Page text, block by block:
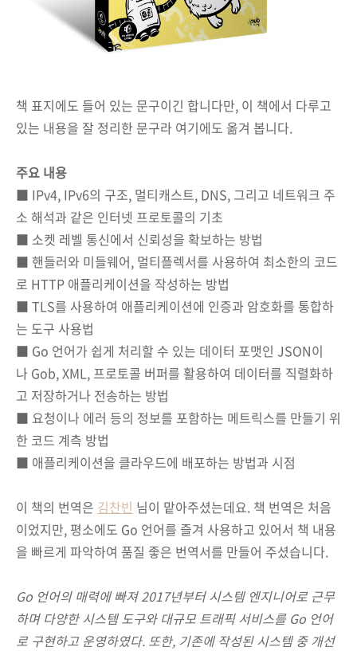
책 표지에도 들어 있는 문구이긴 합니다만, 이 책에서 다루고
있는 내용을 잘 정리한 문구라 여기에도 옮겨 봅니다.
주요 내용
■ IPv4, IPv6의 구조, 멀티캐스트, DNS, 그리고 네트워크 주
소 해석과 같은 인터넷 프로토콜의 기초
■ 소켓 레벨 통신에서 신뢰성을 확보하는 방법
■ 핸들러와 미들웨어, 멀티플렉서를 사용하여 최소한의 코드
로 HTTP 애플리케이션을 작성하는 방법
■ TLS를 사용하여 애플리케이션에 인증과 암호화를 통합하
는 도구 사용법
■ Go 언어가 쉽게 처리할 수 있는 데이터 포맷인 JSON이
나 Gob, XML, 프로토콜 버퍼를 활용하여 데이터를 직렬화하
고 저장하거나 전송하는 방법
■ 요청이나 에러 등의 정보를 포함하는 메트릭스를 만들기 위
한 코드 계측 방법
■ 애플리케이션을 클라우드에 배포하는 방법과 시점
이 책의 번역은 김찬빈 님이 맡아주셨는데요. 책 번역은 처음
이었지만, 평소에도 Go 언어를 즐겨 사용하고 있어서 책 내용
을 빠르게 파악하여 품질 좋은 번역서를 만들어 주셨습니다.
Go 언어의 매력에 빠져 2017년부터 시스템 엔지니어로 근무
하며 다양한 시스템 도구와 대규모 트래픽 서비스를 Go 언어
로 구현하고 운영하였다. 또한, 기존에 작성된 시스템 중 개선